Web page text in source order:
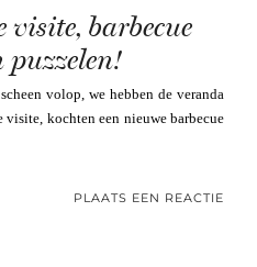
visite, barbecue
puzzelen!
volop, we hebben de veranda
kochten een nieuwe barbecue
PLAATS EEN REACTIE